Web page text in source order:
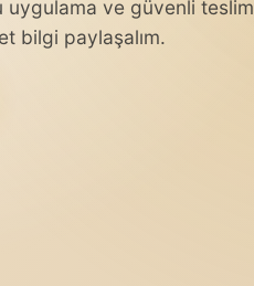
uygulama ve güvenli teslim
bilgi paylaşalım.